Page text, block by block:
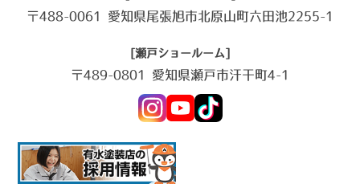
〒488-0061 愛知県尾張旭市北原山町六田池2255-1
[瀬戸ショールーム]
〒489-0801 愛知県瀬戸市汗干町4-1